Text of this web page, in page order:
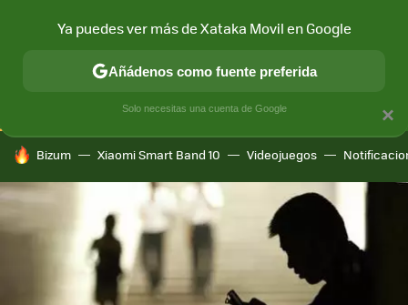
CONECTIVIDAD MÓVIL Y SOCIEDAD APLICACIONES
HOY SE HABLA DE
Bizum Xiaomi Smart Band 10 Videojuegos
×
Ya puedes ver más de Xataka Movil en Google
Añádenos como fuente preferida
Solo necesitas una cuenta de Google